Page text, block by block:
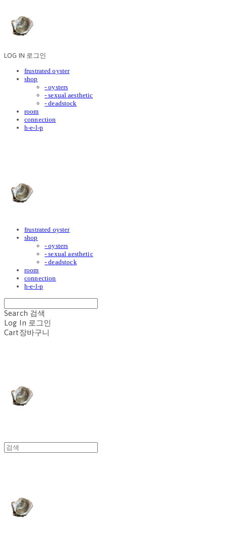
LOG IN 로그인
frustrated oyster
shop
- oysters
- sexual aesthetic
- deadstock
room
connection
h-e-l-p
frustrated oyster
shop
- oysters
- sexual aesthetic
- deadstock
room
connection
h-e-l-p
Search 검색
Log In 로그인
Cart장바구니